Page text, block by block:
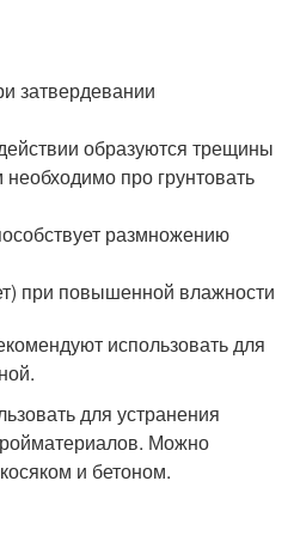
затвердевании
образуются трещины
про грунтовать
размножению
при повышенной влажности
использовать для
для устранения
Можно
и бетоном.